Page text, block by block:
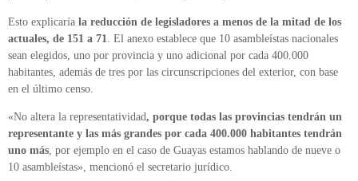
Esto explicaría la reducción de legisladores a menos de la mitad de los
actuales, de 151 a 71
. El anexo establece que 10 asambleístas nacionales
sean elegidos, uno por provincia y uno adicional por cada 400.000
habitantes, además de tres por las circunscripciones del exterior, con base
en el último censo.
«No altera la representatividad, porque todas las provincias tendrán un
representante y las más grandes por cada 400.000 habitantes tendrán
uno más, por ejemplo en el caso de Guayas estamos hablando de nueve o
10 asambleístas», mencionó el secretario jurídico.